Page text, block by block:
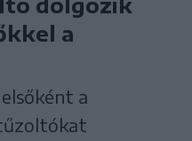
a
a